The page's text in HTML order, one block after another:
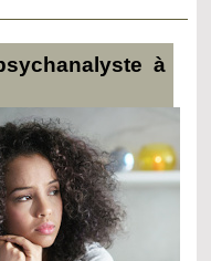
à